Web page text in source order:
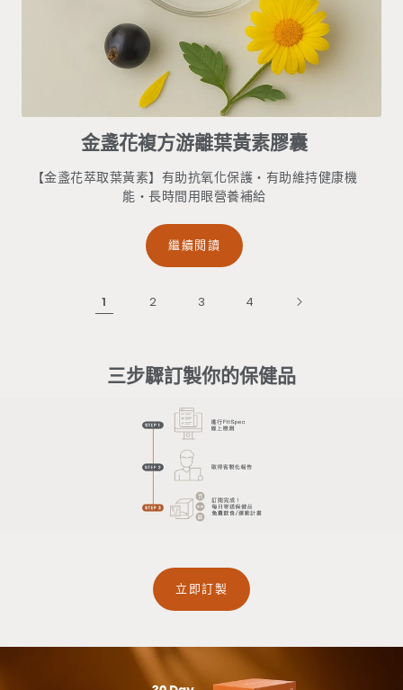
金盞花複方游離葉黃素膠囊
【金盞花萃取葉黃素】有助抗氧化保護・有助維持健康機
能・長時間用眼營養補給
繼續閱讀
1 2 3 4
三步驟訂製你的保健品
立即訂製